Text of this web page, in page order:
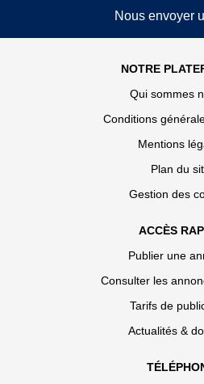
Nous envoyer
NOTRE
Qui sommes
Conditions
Mentions
Plan du
Gestion des
ACCÈS
Publier une
Consulter les
Tarifs de
Actualités &